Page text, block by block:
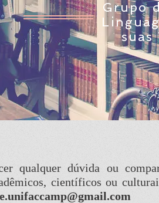
Grupo
suas
qualquer dúvida ou
científicos ou